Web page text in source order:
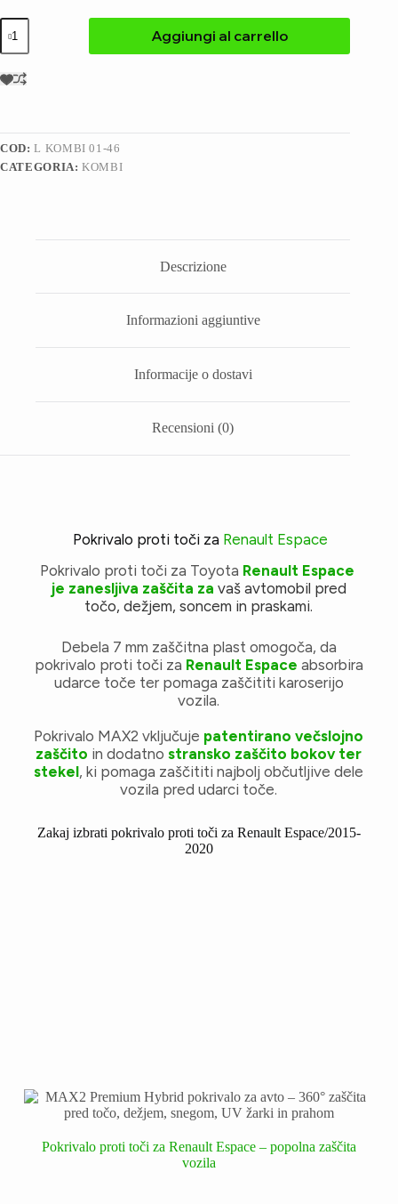
Aggiungi al carrello
COD:L KOMBI 01-46
CATEGORIA:KOMBI
Descrizione
Informazioni aggiuntive
Informacije o dostavi
Recensioni (0)
Pokrivalo proti toči za Renault Espace
Pokrivalo proti toči za Toyota Renault Espace
je zanesljiva zaščita za vaš avtomobil pred
točo, dežjem, soncem in praskami.
Debela 7 mm zaščitna plast omogoča, da
pokrivalo proti toči za Renault Espace absorbira
udarce toče ter pomaga zaščititi karoserijo
vozila.
Pokrivalo MAX2 vključuje patentirano večslojno
zaščito in dodatnostransko zaščito bokov ter
stekel, ki pomaga zaščititi najbolj občutljive dele
vozila pred udarci toče.
Zakaj izbrati pokrivalo proti toči za Renault Espace/2015-
2020
Pokrivalo proti toči za Renault Espace – popolna zaščita
vozila